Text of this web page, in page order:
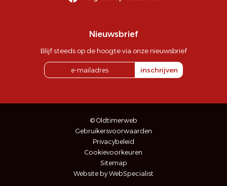
Nieuwsbrief
Blijf steeds op de hoogte via onze nieuwsbrief
inschrijven
© Oldtimerweb
Gebruikersvoorwaarden
Privacybeleid
Cookievoorkeuren
Sitemap
Website by WebSpecialist